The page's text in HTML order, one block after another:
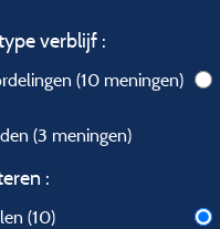
verblijf :
(10 meningen)
(3 meningen)
:
(10)